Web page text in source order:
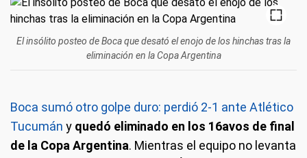
El insólito posteo de Boca que desató el enojo de los hinchas tras la
eliminación en la Copa Argentina
Boca sumó otro golpe duro: perdió 2-1 ante Atlético
Tucumán y quedó eliminado en los 16avos de final
de la Copa Argentina. Mientras el equipo no levanta